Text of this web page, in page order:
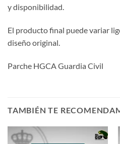
y disponibilidad.
El producto final puede variar
diseño original.
Parche HGCA Guardia Civil
TAMBIÉN TE